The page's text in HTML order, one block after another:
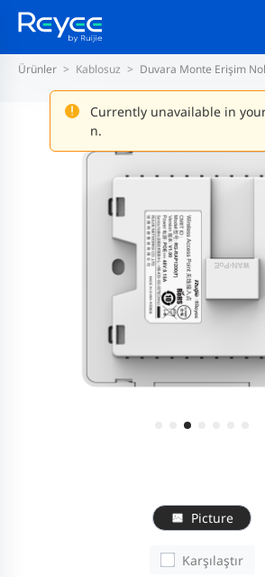
Currently unavailable in
n.
Ürünler Kablosuz Duvara Monte Erişim
Picture
Karşılaştır